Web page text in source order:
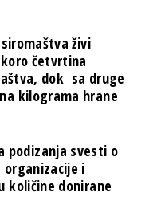
živi
četvrtina
dok sa druge
kilograma hrane
podizanja svesti o
organizacije i
količine donirane